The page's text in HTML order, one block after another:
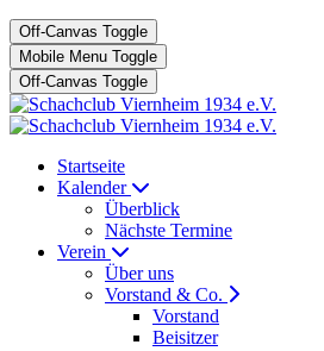
Off-Canvas Toggle
Mobile Menu Toggle
Off-Canvas Toggle
Startseite
Kalender
Überblick
Nächste Termine
Verein
Über uns
Vorstand & Co.
Vorstand
Beisitzer